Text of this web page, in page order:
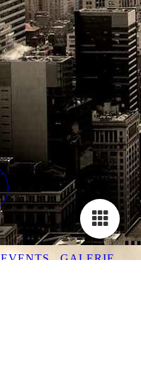
EVENTS
GALERIE